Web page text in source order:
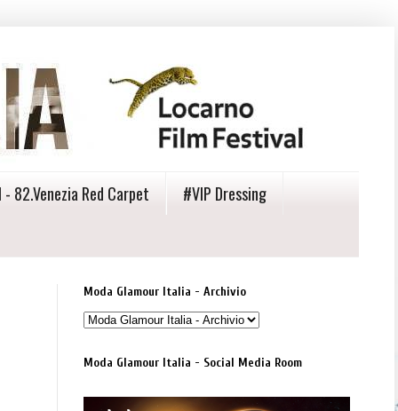
- 82.Venezia Red Carpet #VIP Dressing
Moda Glamour Italia - Archivio
Moda Glamour Italia - Social Media Room